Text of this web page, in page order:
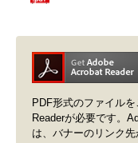
PDF形式のファイル
Readerが必要です。
は、バナーのリンク